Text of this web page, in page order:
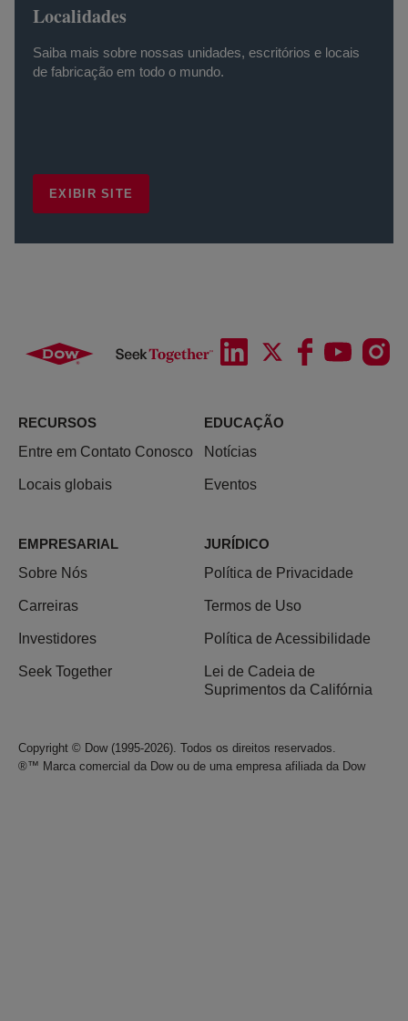
Localidades
Saiba mais sobre nossas unidades, escritórios e locais
de fabricação em todo o mundo.
EXIBIR SITE
RECURSOS
Entre em Contato Conosco
Locais globais
EDUCAÇÃO
Notícias
Eventos
EMPRESARIAL
Sobre Nós
Carreiras
Investidores
Seek Together
JURÍDICO
Política de Privacidade
Termos de Uso
Política de Acessibilidade
Lei de Cadeia de
Suprimentos da Califórnia
Copyright © Dow (1995-2026). Todos os direitos reservados.
®™ Marca comercial da Dow ou de uma empresa afiliada da Dow